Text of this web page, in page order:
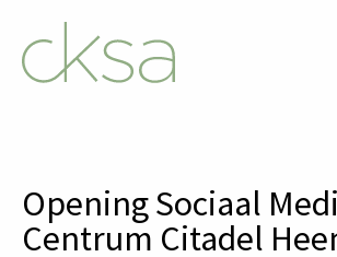
Opening Sociaal
Centrum Citadel